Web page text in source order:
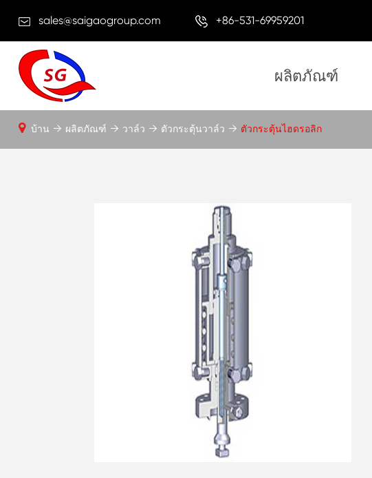
sales@saigaogroup.com +86-531-69959201
ผลิตภัณฑ์
บ้าน ผลิตภัณฑ์ วาล์ว ตัวกระตุ้นวาล์ว ตัวกระตุ้นไฮดรอลิก